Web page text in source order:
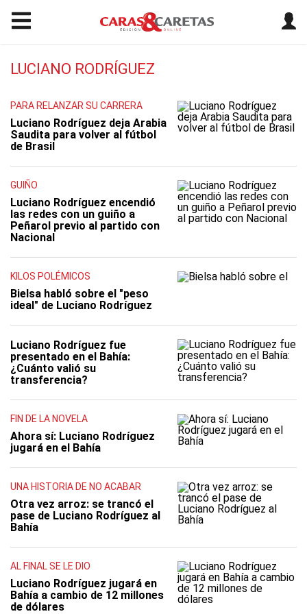
LUCIANO RODRÍGUEZ
PARA RELANZAR SU CARRERA
Luciano Rodríguez deja Arabia
Saudita para volver al fútbol
de Brasil
GUIÑO
Luciano Rodríguez encendió
las redes con un guiño a
Peñarol previo al partido con
Nacional
KILOS POLÉMICOS
Bielsa habló sobre el "peso
ideal" de Luciano Rodríguez
Luciano Rodríguez fue
presentado en el Bahía:
¿Cuánto valió su
transferencia?
FIN DE LA NOVELA
Ahora sí: Luciano Rodríguez
jugará en el Bahía
UNA HISTORIA DE NO ACABAR
Otra vez arroz: se trancó el
pase de Luciano Rodríguez al
Bahía
AL FINAL SE LE DIO
Luciano Rodríguez jugará en
Bahía a cambio de 12 millones
de dólares